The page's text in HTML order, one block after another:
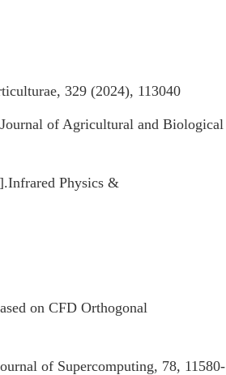
329 (2024), 113040
of Agricultural and Biological
Physics &
on CFD Orthogonal
of Supercomputing, 78, 11580-